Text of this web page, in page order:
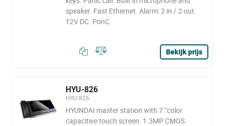
speaker. Fast Ethernet. Alarm: 2 in / 2 out.
12V DC. PonC.
Bekijk prijs
HYU-826
HYU-826
HYUNDAI master station with 7 ”color
capacitive touch screen. 1.3MP CMOS.